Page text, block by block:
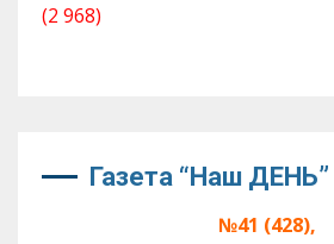
(2 968)
Газета “Наш ДЕНЬ”
№41 (428),